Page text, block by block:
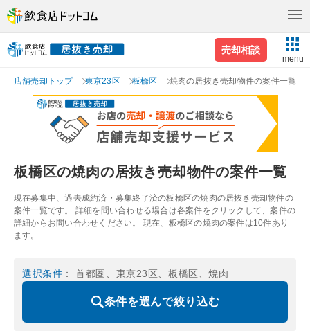
売却相談
menu
店舗売却トップ 東京23区 板橋区 焼肉の居抜き売却物件の案件一覧
板橋区の焼肉の居抜き売却物件の案件一覧
現在募集中、過去成約済・募集終了済の板橋区の焼肉の居抜き売却物件の
案件一覧です。 詳細を問い合わせる場合は各案件をクリックして、案件の
詳細からお問い合わせください。 現在、板橋区の焼肉の案件は10件あり
ます。
選択条件 ： 首都圏、東京23区、板橋区、焼肉
条件を選んで絞り込む